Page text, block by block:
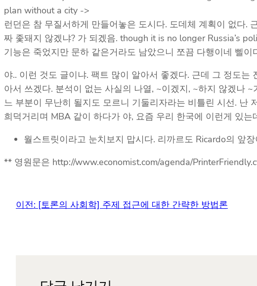
plan without a city ->
런던은 참 무질서하게 만들어놓은 도시다. 도데체 계획이 없다.
짜 좇돼지 않겠냐? 가 되겠음. though it is no longer Russia’s
기능은 죽었지만 문하 같은거라도 남았으니 쪼끔 다행이네 삘이
야.. 이런 것도 글이냐. 팩트 많이 알아서 좋겠다. 근데 그 정도
아서 쓰겠다. 분석이 없는 사실의 나열, ~이겠지, ~하지 않겠나
느 부분이 무난히 될지도 모르니 기둘리자라는 비틀린 시선. 난
희덕거리며 MBA 같이 하다가 야, 요즘 우리 한국에 이런게 있
월스트릿이라고 눈치보지 맙시다. 리까르도 Ricardo의 앞
** 영원문은 http://www.economist.com/agenda/
이전: [토론의 사회학] 주제 접근에 대한 간략한 방법론